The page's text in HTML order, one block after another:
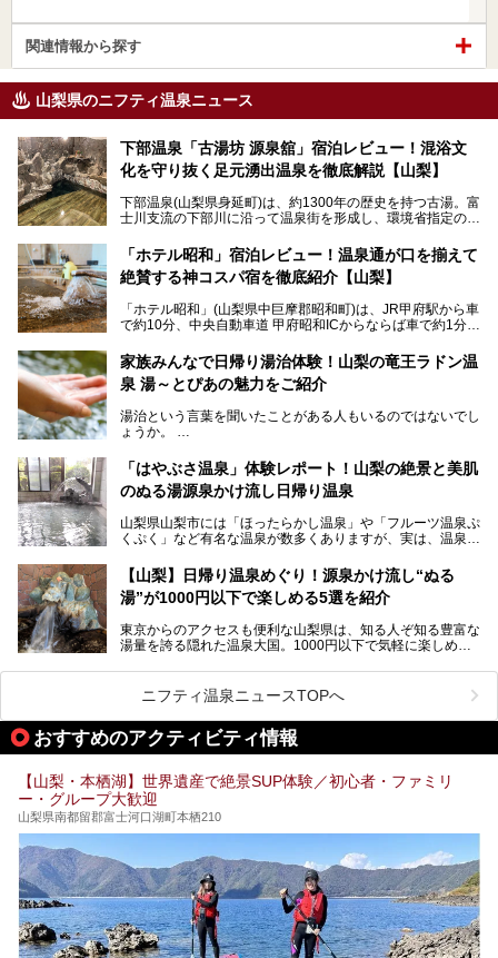
関連情報から探す
山梨県のニフティ温泉ニュース
下部温泉「古湯坊 源泉舘」宿泊レビュー！混浴文
化を守り抜く足元湧出温泉を徹底解説【山梨】
下部温泉(山梨県身延町)は、約1300年の歴史を持つ古湯。富
士川支流の下部川に沿って温泉街を形成し、環境省指定の国
中でも「古湯坊 源泉舘」は、戦国時代に武田信玄公も療養
したと伝えられる名湯の宿。最大の特徴は、令和の現代にお
いても混浴文化が守られ、老若男女の分け隔て一切無く温泉
向にありますが、「古湯坊 源泉舘」では本来あるべき混浴
の姿が保たれている点に注目すべきでしょう。
今回は足元湧出の混浴温泉である「かくし湯大岩風呂」をは
じめ、湯治棟である「別館神泉」を中心に「古湯坊 源泉
舘」の全貌を徹底紹介します。
「ホテル昭和」宿泊レビュー！温泉通が口を揃えて
絶賛する神コスパ宿を徹底紹介【山梨】
「ホテル昭和」(山梨県中巨摩郡昭和町)は、JR甲府駅から車
で約10分、中央自動車道 甲府昭和ICからならば車で約1分の
から、一人泊でも6,000円台から宿泊可能です。
しかし、最大の魅力は“温泉そのもの”でしょう。自家源泉を
統の単純温泉は、入浴すると実にサッパリ爽快。日帰り入浴
不可なこともあり、全国の温泉ファンがこの温泉を求めて
では循環濾過の沸かし湯が一般的ですが、ここは本物の極上
温泉。まさに価格破壊と言えるクオリティです。
室や無料朝食などをご紹介。温泉通が口を揃えて絶賛する神
コスパ宿の全貌を徹底解説します！
家族みんなで日帰り湯治体験！山梨の竜王ラドン温
泉 湯～とぴあの魅力をご紹介
湯治という言葉を聞いたことがある人もいるのではないでし
ょうか。
なかなか体験できない、湯治体験が日帰りでできる温浴施設
が山梨にあります。
ぴあ」の魅力をご紹介します。
提供元：株式会社湯ーとぴあ【PR】
この記事は株式会社湯ーとぴあのPRレポート記事です。
「はやぶさ温泉」体験レポート！山梨の絶景と美肌
のぬる湯源泉かけ流し日帰り温泉
山梨県山梨市には「ほったらかし温泉」や「フルーツ温泉ぷ
くぷく」など有名な温泉が数多くありますが、実は、温泉マ
です。今回紹介する「はやぶさ温泉」も、そのひとつ。温泉
はもちろん、絶景や地元食材を活かしたグルメも堪能できま
す。
します。
【山梨】日帰り温泉めぐり！源泉かけ流し“ぬる
湯”が1000円以下で楽しめる5選を紹介
東京からのアクセスも便利な山梨県は、知る人ぞ知る豊富な
湯量を誇る隠れた温泉大国。1000円以下で気軽に楽しめ
も、これからの季節に嬉しい、じんわりと体の芯まで温ま
る“ぬる湯”が豊富なのも魅力。今回は、湯質も抜群で心ゆく
までリラックスできる山梨のお得な日帰り温泉を、実際体験
した感想と共に紹介します。
※ぬる湯とは35℃～39℃程度の体温に近いぬるめ温泉のこ
ニフティ温泉ニュースTOPへ
おすすめのアクティビティ情報
【山梨・本栖湖】世界遺産で絶景SUP体験／初心者・ファミリ
ー・グループ大歓迎
山梨県南都留郡富士河口湖町本栖210